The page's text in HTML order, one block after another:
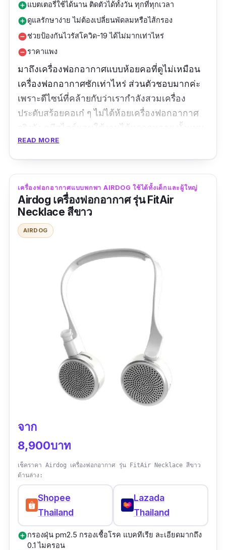
add_circleแบตเตอรี่ใช้ได้นาน ติดตัวได้ทั้งวัน ทุกที่ทุกเวลา
add_circleดูแลรักษาง่าย ไม่ต้องเปลี่ยนพัดลมหรือไส้กรอง
remove_circleช่วยป้องกันไวรัสโควิด-19 ได้ไม่มากเท่าไหร่
remove_circleราคาแพง
มาถึงเครื่องฟอกอากาศแบบห้อยคอที่ดูไม่เหมือน
เครื่องฟอกอากาศซักเท่าไหร่ ส่วนตัวชอบมากค่ะ
เพราะดีไซน์ที่คล้ายกับว่าเรากำลังสวมเครื่อง
ประดับสร้อยคอเก๋ ๆ ไม่ได้ห้อยเครื่องฟอกอากาศ
จริงจัง ดูมีสไตล์แถมใช้งานได้หลากหลาย ทั้งแบบ
คลิปหนีบกับเสื้อผ้า หรือใช้แบบแท่นตั้งโต๊ะสําหรับ
ตอนนั่งทํางานก็ได้ ผลิตประจุลบมากกว่า 2 ล้าน
ประจุ ทุก ๆ 0.6 วินาที สร้างเป็นม่านไอออนบริเวณ
ใบหน้า เพื่อเข้าจับอนุภาคต่างๆ ในอากาศ สามา
รถกําจัด PM2.5 ได้ถึง 99.9% กําจัดแบคทีเรีย
96.8% กําจัดสารก่อ มะเร็งฟอร์มาลดีไฮด์ 99.0%
และช่วยลดการเกิดภูมิแพ้ได้ดีอีกด้วย ราคาค่อน
หลังจากที่ใช้มาประมาณ 1 อาทิตย์ ตลอดวัน
ไม่คัดจมูก ไม่ต้องขยี้จมูกให้มีริ้วรอยเพิ่มขึ้นค่ะ น้ำ
หนักเบา พกพาไปที่ไหนก็ได้ ใช้แบบสร้อยก็ใส่ง่าย
หรือถ้าใช้แบบคลิปก็ติดที่เสื้อได้สะดวก
READ MORE
เครื่องฟอกอากาศแบบพกพา AIRDOG ใช้ได้ทั้งเด็กและผู้ใหญ่
Airdog เครื่องฟอกอากาศ รุ่น FitAir
Necklace สีขาว
AIRDOG
จาก
8,900บาท
เช็คราคา Airdog เครื่องฟอกอากาศ รุ่น FitAir Necklace สีขาว
ด้านล่าง:
Shopee
Thailand
Lazada
Thailand
add_circleกรองฝุ่น pm2.5 กรองเชื้อโรค แบคทีเรีย ละเอียดมากถึง
0.1 ไมครอน